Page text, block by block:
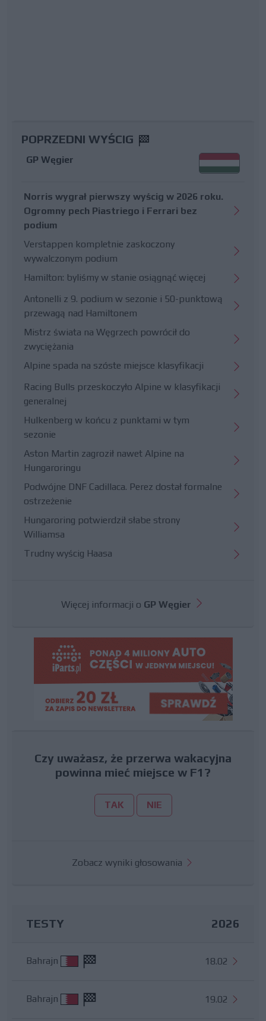
POPRZEDNI WYŚCIG
GP Węgier
Norris wygrał pierwszy wyścig w 2026 roku.
Ogromny pech Piastriego i Ferrari bez
podium
Verstappen kompletnie zaskoczony
wywalczonym podium
Hamilton: byliśmy w stanie osiągnąć więcej
Antonelli z 9. podium w sezonie i 50-punktową
przewagą nad Hamiltonem
Mistrz świata na Węgrzech powrócił do
zwyciężania
Alpine spada na szóste miejsce klasyfikacji
Racing Bulls przeskoczyło Alpine w klasyfikacji
generalnej
Hulkenberg w końcu z punktami w tym
sezonie
Aston Martin zagroził nawet Alpine na
Hungaroringu
Podwójne DNF Cadillaca. Perez dostał formalne
ostrzeżenie
Hungaroring potwierdził słabe strony
Williamsa
Trudny wyścig Haasa
Więcej informacji o GP Węgier
Czy uważasz, że przerwa wakacyjna
powinna mieć miejsce w F1?
TAK NIE
Zobacz wyniki głosowania
TESTY 2026
Bahrajn 18.02
Bahrajn 19.02